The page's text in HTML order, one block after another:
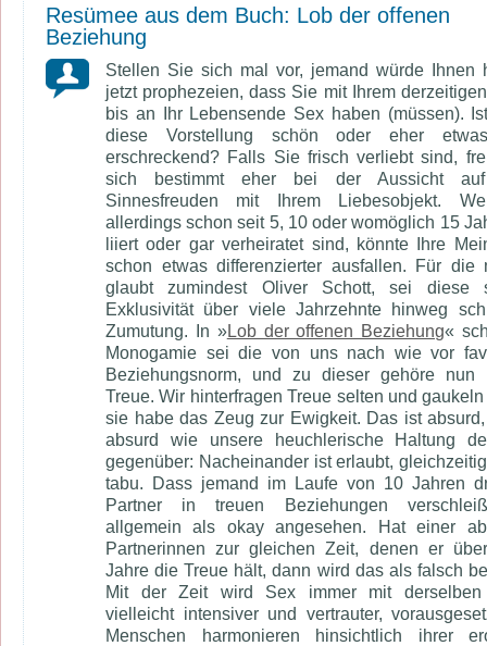
Resümee aus dem Buch: Lob der offenen
Beziehung
Stellen Sie sich mal vor, jemand würde Ihnen
jetzt prophezeien, dass Sie mit Ihrem
bis an Ihr Lebensende Sex haben (müssen).
diese Vorstellung schön oder eher
erschreckend? Falls Sie frisch verliebt sind,
sich bestimmt eher bei der Aussicht
Sinnesfreuden mit Ihrem Liebesobjekt.
allerdings schon seit 5, 10 oder womöglich 15
liiert oder gar verheiratet sind, könnte Ihre
schon etwas differenzierter ausfallen. Für die
glaubt zumindest Oliver Schott, sei diese
Exklusivität über viele Jahrzehnte hinweg
Zumutung. In »Lob der offenen Beziehung«
Monogamie sei die von uns nach wie vor
Beziehungsnorm, und zu dieser gehöre nun
Treue. Wir hinterfragen Treue selten und
sie habe das Zeug zur Ewigkeit. Das ist
absurd wie unsere heuchlerische Haltung
gegenüber: Nacheinander ist erlaubt,
tabu. Dass jemand im Laufe von 10 Jahren
Partner in treuen Beziehungen
allgemein als okay angesehen. Hat einer
Partnerinnen zur gleichen Zeit, denen er
Jahre die Treue hält, dann wird das als falsch
Mit der Zeit wird Sex immer mit derselben
vielleicht intensiver und vertrauter,
Menschen harmonieren hinsichtlich ihrer